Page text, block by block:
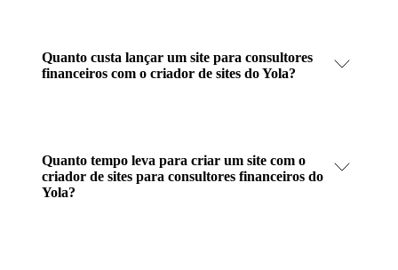
Quanto custa lançar um site para consultores
financeiros com o criador de sites do Yola?
Quanto tempo leva para criar um site com o
criador de sites para consultores financeiros do
Yola?